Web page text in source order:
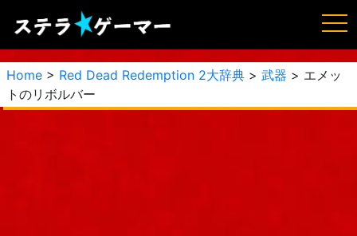
Home > Red Dead Redemption 2大辞典 > 武器 > エメッ
トのリボルバー